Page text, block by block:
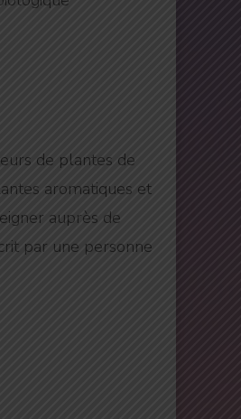
de plantes de
aromatiques et
auprès de
par une personne